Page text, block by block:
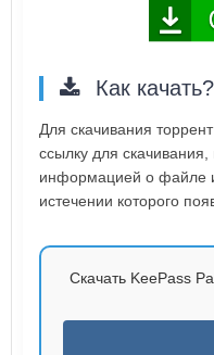
Как качать?
Для скачивания
ссылку для скачивания,
информацией о файле
истечении которого
Скачать KeePass